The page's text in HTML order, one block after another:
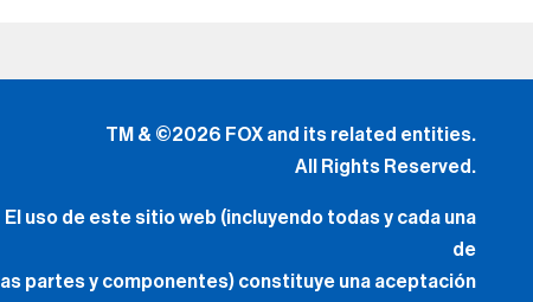
TM & ©2026 FOX and its related entities.
All Rights Reserved.
El uso de este sitio web (incluyendo todas y cada una
de
las partes y componentes) constituye una aceptación